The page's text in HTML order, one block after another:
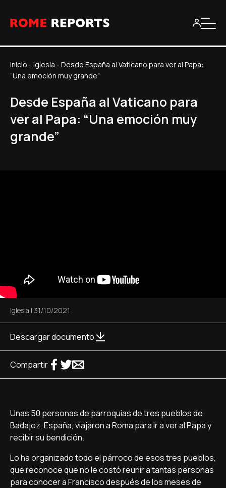
Inicio - Iglesia - Desde España al Vaticano para ver al Papa:
“Una emoción muy grande”
Desde España al Vaticano para
ver al Papa: “Una emoción muy
grande”
Iglesia | 31/10/2021
Descargar documento
Compartir
Unas 50 personas de parroquias de tres pueblos de
Badajoz, España, viajaron a Roma para ir a ver al Papa y
recibir su bendición.
Lo ha organizado todo el párroco de esos tres pueblos,
que reconoce que no le costó reunir a tantas personas
para conocer a Francisco después de los meses de